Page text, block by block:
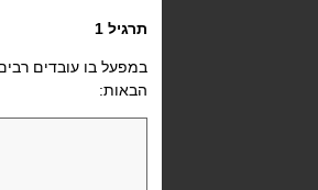
תרגיל 1
במפעל בו עובדים
הבאות: